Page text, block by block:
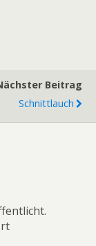
Beitrag
Schnittlauch